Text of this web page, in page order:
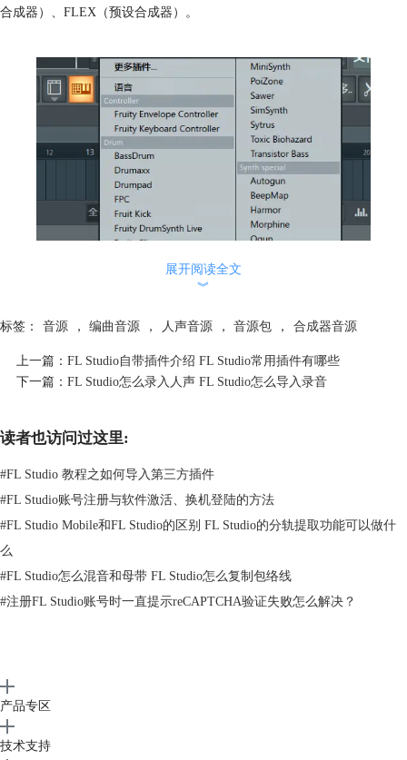
合成器）、FLEX（预设合成器）。
展开阅读全文
︾
标签： 音源 ， 编曲音源 ， 人声音源 ， 音源包 ， 合成器音源
上一篇： FL Studio自带插件介绍 FL Studio常用插件有哪些
下一篇： FL Studio怎么录入人声 FL Studio怎么导入录音
读者也访问过这里:
#FL Studio 教程之如何导入第三方插件
#FL Studio账号注册与软件激活、换机登陆的方法
#FL Studio Mobile和FL Studio的区别 FL Studio的分轨提取功能可以做什
么
#FL Studio怎么混音和母带 FL Studio怎么复制包络线
#注册FL Studio账号时一直提示reCAPTCHA验证失败怎么解决？
产品专区
技术支持